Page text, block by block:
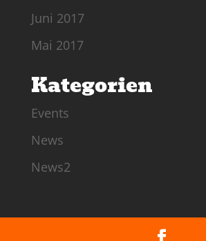
Juni 2017
Mai 2017
Kategorien
Events
News
News2